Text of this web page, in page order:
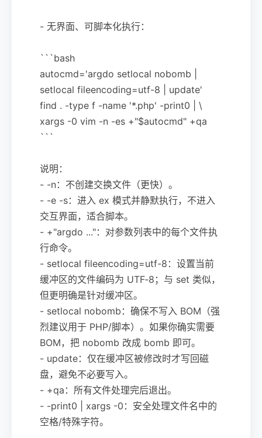
- 无界面、可脚本化执行：
```bash
autocmd='argdo setlocal nobomb |
setlocal fileencoding=utf-8 | update'
find . -type f -name '*.php' -print0 | \
xargs -0 vim -n -es +"$autocmd" +qa
```
说明：
- -n：不创建交换文件（更快）。
- -e -s：进入 ex 模式并静默执行，不进入
交互界面，适合脚本。
- +"argdo ..."：对参数列表中的每个文件执
行命令。
- setlocal fileencoding=utf-8：设置当前
缓冲区的文件编码为 UTF‑8；与 set 类似，
但更明确是针对缓冲区。
- setlocal nobomb：确保不写入 BOM（强
烈建议用于 PHP/脚本）。如果你确实需要
BOM，把 nobomb 改成 bomb 即可。
- update：仅在缓冲区被修改时才写回磁
盘，避免不必要写入。
- +qa：所有文件处理完后退出。
- -print0 | xargs -0：安全处理文件名中的
空格/特殊字符。